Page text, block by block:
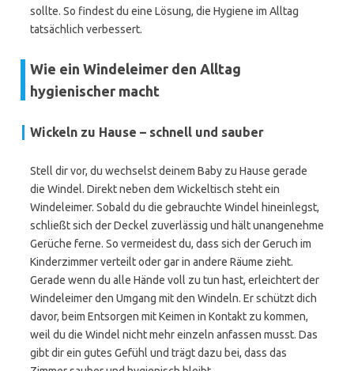
sollte. So findest du eine Lösung, die Hygiene im Alltag
tatsächlich verbessert.
Wie ein Windeleimer den Alltag
hygienischer macht
Wickeln zu Hause – schnell und sauber
Stell dir vor, du wechselst deinem Baby zu Hause gerade
die Windel. Direkt neben dem Wickeltisch steht ein
Windeleimer. Sobald du die gebrauchte Windel hineinlegst,
schließt sich der Deckel zuverlässig und hält unangenehme
Gerüche ferne. So vermeidest du, dass sich der Geruch im
Kinderzimmer verteilt oder gar in andere Räume zieht.
Gerade wenn du alle Hände voll zu tun hast, erleichtert der
Windeleimer den Umgang mit den Windeln. Er schützt dich
davor, beim Entsorgen mit Keimen in Kontakt zu kommen,
weil du die Windel nicht mehr einzeln anfassen musst. Das
gibt dir ein gutes Gefühl und trägt dazu bei, dass das